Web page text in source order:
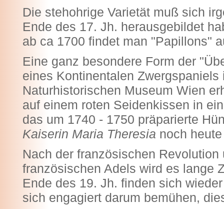
Die stehohrige Varietät muß sich
Ende des 17. Jh. herausgebildet
ab ca 1700 findet man "Papillons"
Eine ganz besondere Form der
eines Kontinentalen Zwergspaniels
Naturhistorischen Museum Wien
auf einem roten Seidenkissen in
das um 1740 - 1750 präparierte
Kaiserin Maria Theresia noch
Nach der französischen
französischen Adels wird es lange
Ende des 19. Jh. finden sich
sich engagiert darum bemühen,